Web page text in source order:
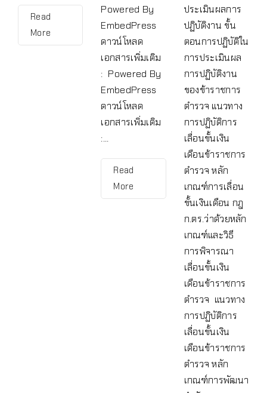
Read
More
Powered By
EmbedPress
ดาวน์โหลด
เอกสารเพิ่มเติม
: Powered By
EmbedPress
ดาวน์โหลด
เอกสารเพิ่มเติม
:...
Read
More
ประเมินผลการ
ปฏิบัติงาน ขั้น
ตอนการปฏิบัติใน
การประเมินผล
การปฏิบัติงาน
ของข้าราชการ
ตำรวจ แนวทาง
การปฏิบัติการ
เลื่อนขั้นเงิน
เดือนข้าราชการ
ตำรวจ หลัก
เกณฑ์การเลื่อน
ขั้นเงินเดือน กฎ
ก.ตร.ว่าด้วยหลัก
เกณฑ์และวิธี
การพิจารณา
เลื่อนขั้นเงิน
เดือนข้าราชการ
ตำรวจ แนวทาง
การปฏิบัติการ
เลื่อนขั้นเงิน
เดือนข้าราชการ
ตำรวจ หลัก
เกณฑ์การพัฒนา